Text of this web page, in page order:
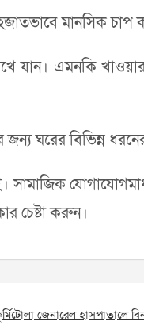
মানসিক চাপ
যান। এমনকি
জন্য ঘরের বিভিন্ন
চেষ্টা করুন।
জেনারেল হাসপাতালে